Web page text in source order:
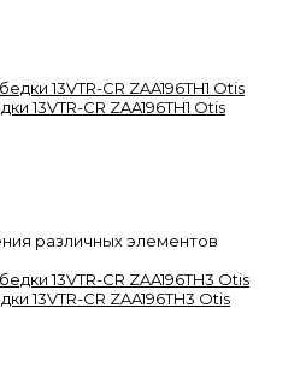
13VTR-CR ZAA196TH1 Otis
различных элементов
13VTR-CR ZAA196TH3 Otis